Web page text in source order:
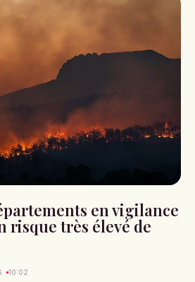
en vigilance
risque très élevé de
10:02